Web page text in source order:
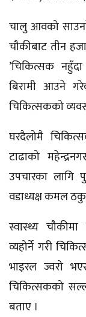
चालु आवको
चौकीबाट तीन
’चिकित्सक नहुँदा
बिरामी आउने
चिकित्सकको
घरदैलोमै
टाढाको
उपचारका लागि
वडाध्यक्ष कमल
स्वास्थ्य
व्यहोर्ने गरी
भाइरल ज्वरो
चिकित्सकको
बताए ।